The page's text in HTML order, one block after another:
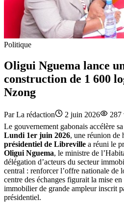
Politique
Oligui Nguema lance
construction de 1 600
Nzong
ParLa rédaction 2 juin 2026 287
Le gouvernement gabonais accélère
Lundi 1er juin 2026, une réunion de
présidentiel de Libreville a réuni le
Oligui Nguema, le ministre de
délégation d’acteurs du secteur
central : renforcer l’offre nationale de
centre des échanges figurait la mise
immobilier de grande ampleur inscrit
présidentiel.